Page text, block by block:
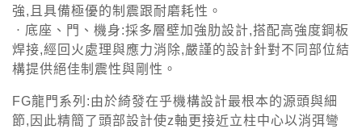
強,且具備極優的制震跟耐磨耗性。
ㆍ底座、門、機身:採多層壁加強肋設計,搭配高強度鋼板
焊接,經回火處理與應力消除,嚴謹的設計針對不同部位結
構提供絕佳制震性與剛性。
FG龍門系列:由於綺發在乎機構設計最根本的源頭與細
節,因此精簡了頭部設計使z軸更接近立柱中心以消弭彎